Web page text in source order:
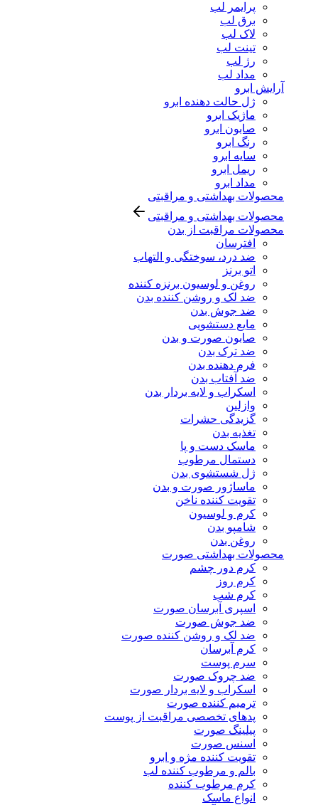
پرایمر لب
برق لب
لاک لب
تینت لب
رژ لب
مداد لب
آرایش ابرو
ژل حالت دهنده ابرو
ماژیک ابرو
صابون ابرو
رنگ ابرو
سایه ابرو
ریمل ابرو
مداد ابرو
محصولات بهداشتی و مراقبتی
محصولات بهداشتی و مراقبتی
محصولات مراقبت از بدن
افترسان
ضد درد، سوختگی و التهاب
اتو برنز
روغن و لوسیون برنزه کننده
ضد لک و روشن کننده بدن
ضد جوش بدن
مایع دستشویی
صابون صورت و بدن
ضد ترک بدن
فرم دهنده بدن
ضد آفتاب بدن
اسکراب و لایه بردار بدن
وازلین
گزیدگی حشرات
تغذیه بدن
ماسک دست و پا
دستمال مرطوب
ژل شستشوی بدن
ماساژور صورت و بدن
تقویت کننده ناخن
کرم و لوسیون
شامپو بدن
روغن بدن
محصولات بهداشتی صورت
کرم دور چشم
کرم روز
کرم شب
اسپری آبرسان صورت
ضد جوش صورت
ضد لک و روشن کننده صورت
کرم آبرسان
سرم پوست
ضد چروک صورت
اسکراب و لایه بردار صورت
ترمیم کننده صورت
پدهای تخصصی مراقبت از پوست
پیلینگ صورت
اسنس صورت
تقویت کننده مژه و ابرو
بالم و مرطوب کننده لب
کرم مرطوب کننده
انواع ماسک